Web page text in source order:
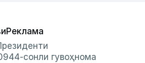
Реклама
сонли гувоҳнома